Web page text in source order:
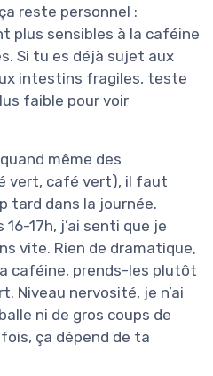
reste personnel :
plus sensibles à la caféine
Si tu es déjà sujet aux
intestins fragiles, teste
faible pour voir
même des
vert, café vert), il faut
tard dans la journée.
17h, j’ai senti que je
vite. Rien de dramatique,
caféine, prends-les plutôt
Niveau nervosité, je n’ai
ni de gros coups de
ça dépend de ta